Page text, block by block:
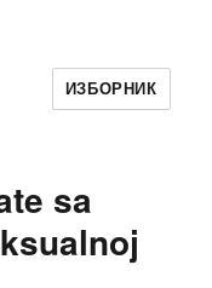
ИЗБОРНИК
sa